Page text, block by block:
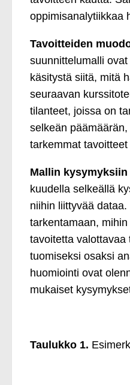
oppimisanalytiikkaa
Tavoitteiden
suunnittelumalli
käsitystä siitä, mitä
seuraavan
tilanteet, joissa on
selkeän
tarkemmat
Mallin
kuudella selkeällä
niihin liittyvää
tarkentamaan,
tavoitetta valottavaa
tuomiseksi osaksi
huomiointi ovat
mukaiset
Taulukko 1.